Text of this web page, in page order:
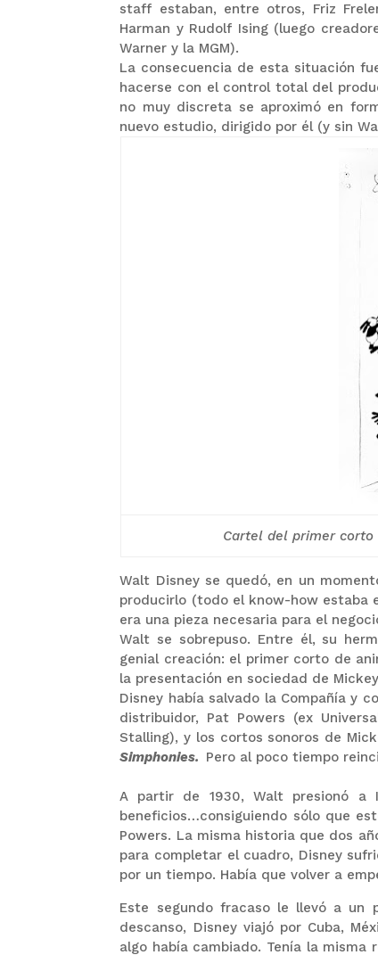
staff estaban, entre otros, Friz
Harman y Rudolf Ising (luego
Warner y la MGM).
La consecuencia de esta situación
hacerse con el control total del
no muy discreta se aproximó en
nuevo estudio, dirigido por él (y sin
Cartel del primer corto
Walt Disney se quedó, en un
producirlo (todo el know-how estaba
era una pieza necesaria para el
Walt se sobrepuso. Entre él, su
genial creación: el primer corto de
la presentación en sociedad de
Disney había salvado la Compañía y
distribuidor, Pat Powers (ex
Stalling), y los cortos sonoros de
Simphonies. Pero al poco tiempo
A partir de 1930, Walt presionó a
beneficios…consiguiendo sólo que
Powers. La misma historia que dos
para completar el cuadro, Disney
por un tiempo. Había que volver a
Este segundo fracaso le llevó a un
descanso, Disney viajó por Cuba,
algo había cambiado. Tenía la